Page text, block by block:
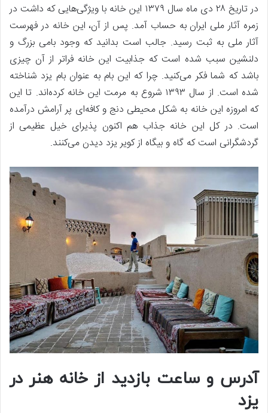
در تاریخ ۲۸ دی ماه سال ۱۳۷۹ این خانه با ویژگی‌هایی که داشت در
زمره آثار ملی ایران به حساب آمد. پس از آن، این خانه در فهرست
آثار ملی به ثبت رسید. جالب است بدانید که وجود بامی بزرگ و
دلنشین سبب شده است که جذابیت این خانه فراتر از آن چیزی
باشد که شما فکر می‌کنید. چرا که این بام به عنوان بام یزد شناخته
شده است. از سال ۱۳۹۳ شروع به مرمت این خانه کرده‌اند. تا این
که امروزه این خانه به شکل محیطی دنج و کافه‌ای پر آرامش درآمده
است. در کل این خانه جذاب هم اکنون پذیرای خیل عظیمی از
گردشگرانی است که گاه و بیگاه از کویر یزد دیدن می‌کنند.
آدرس و ساعت بازدید از خانه هنر در
یزد